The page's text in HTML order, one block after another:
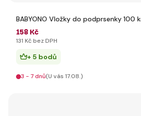
BABYONO Vložky do podprsenky 100
158 Kč
131 Kč bez DPH
+ 5 bodů
3 - 7 dnů(U vás 17.08.)